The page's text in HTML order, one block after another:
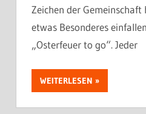
Zeichen der
etwas Besonderes
„Osterfeuer to go“. Jeder
WEITERLESEN